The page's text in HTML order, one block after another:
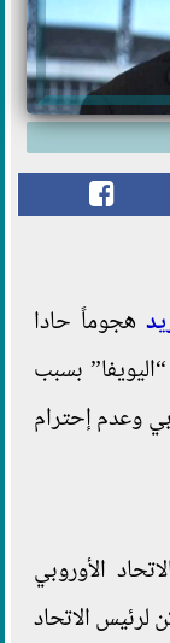
هجوماً حادا
بسبب
وعدم إحترام
الأوروبي
الاتحاد